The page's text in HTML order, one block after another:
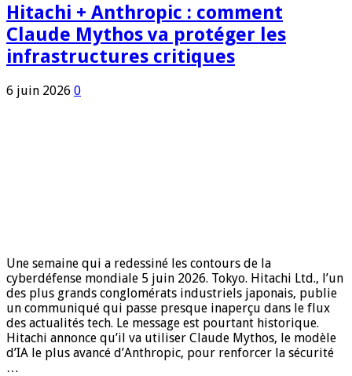
Hitachi + Anthropic : comment
Claude Mythos va protéger les
infrastructures critiques
6 juin 2026 0
Une semaine qui a redessiné les contours de la
cyberdéfense mondiale 5 juin 2026. Tokyo. Hitachi Ltd., l’un
des plus grands conglomérats industriels japonais, publie
un communiqué qui passe presque inaperçu dans le flux
des actualités tech. Le message est pourtant historique.
Hitachi annonce qu’il va utiliser Claude Mythos, le modèle
d’IA le plus avancé d’Anthropic, pour renforcer la sécurité
…